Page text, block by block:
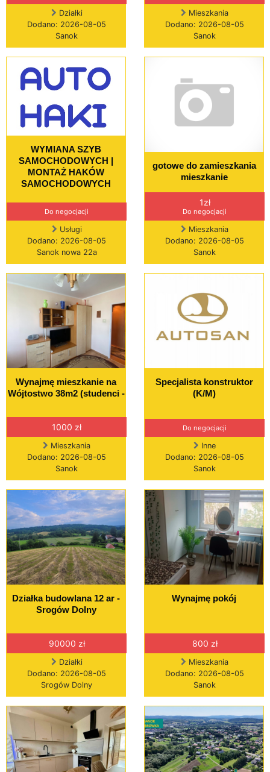
Działki
Dodano: 2026-08-05
Sanok
Mieszkania
Dodano: 2026-08-05
Sanok
WYMIANA SZYB
SAMOCHODOWYCH |
MONTAŻ HAKÓW
SAMOCHODOWYCH
Do negocjacji
Usługi
Dodano: 2026-08-05
Sanok nowa 22a
gotowe do zamieszkania
mieszkanie
1zł
Do negocjacji
Mieszkania
Dodano: 2026-08-05
Sanok
Wynajmę mieszkanie na
Wójtostwo 38m2 (studenci -
1000 zł
Mieszkania
Dodano: 2026-08-05
Sanok
Specjalista konstruktor
(K/M)
Do negocjacji
Inne
Dodano: 2026-08-05
Sanok
Działka budowlana 12 ar -
Srogów Dolny
90000 zł
Działki
Dodano: 2026-08-05
Srogów Dolny
Wynajmę pokój
800 zł
Mieszkania
Dodano: 2026-08-05
Sanok